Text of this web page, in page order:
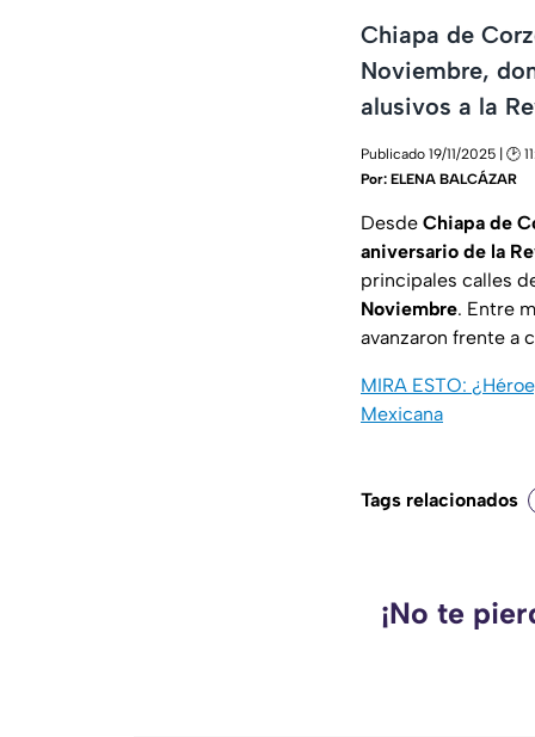
Chiapa de
Noviembre,
alusivos a la
Publicado 19/11/2025 | 🕑
Por: ELENA BALCÁZAR
Desde Chiapa de
aniversario de la
principales calles
Noviembre. Entre
avanzaron frente a
MIRA ESTO:
Mexicana
Tags relacionados
¡No te